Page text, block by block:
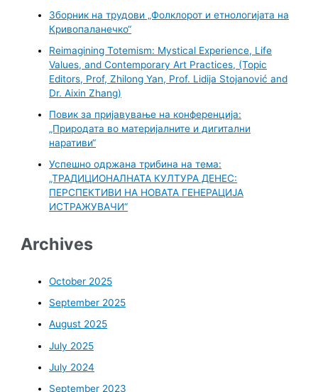
Зборник на трудови „Фолклорот и етнологијата на
Кривопаланечко“
Reimagining Totemism: Mystical Experience, Life
Values, and Contemporary Art Practices, (Topic
Editors, Prof, Zhilong Yan, Prof. Lidija Stojanović and
Dr. Aixin Zhang)
Повик за пријавување на конференција:
„Природата во материјалните и дигитални
наративи“
Успешно одржана трибина на тема:
„ТРАДИЦИОНАЛНАТА КУЛТУРА ДЕНЕС:
ПЕРСПЕКТИВИ НА НОВАТА ГЕНЕРАЦИЈА
ИСТРАЖУВАЧИ“
Archives
October 2025
September 2025
August 2025
July 2025
July 2024
September 2023